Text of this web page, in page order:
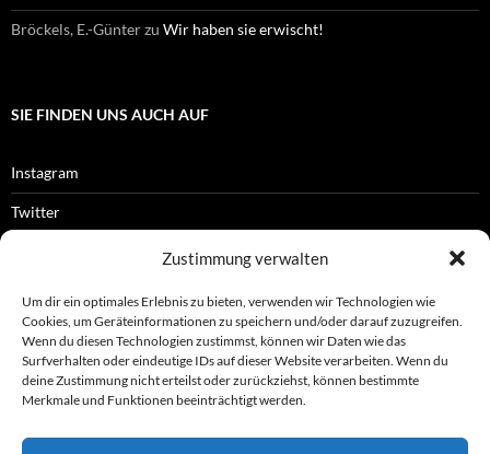
Zustimmung verwalten
Um dir ein optimales Erlebnis zu bieten, verwenden wir Technologien wie
Cookies, um Geräteinformationen zu speichern und/oder darauf zuzugreifen.
Wenn du diesen Technologien zustimmst, können wir Daten wie das
Surfverhalten oder eindeutige IDs auf dieser Website verarbeiten. Wenn du
deine Zustimmung nicht erteilst oder zurückziehst, können bestimmte
Merkmale und Funktionen beeinträchtigt werden.
Bröckels, E.-Günterzu Wir haben sie erwischt!
SIE FINDEN UNS AUCH AUF
Instagram
Twitter
OFFIZIELLES
Impressum